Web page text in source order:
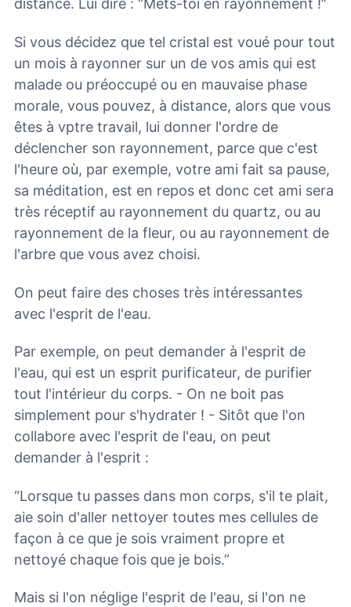
distance. Lui dire : “Mets-toi en rayonnement !”
Si vous décidez que tel cristal est voué pour tout
un mois à rayonner sur un de vos amis qui est
malade ou préoccupé ou en mauvaise phase
morale, vous pouvez, à distance, alors que vous
êtes à vptre travail, lui donner l'ordre de
déclencher son rayonnement, parce que c'est
l'heure où, par exemple, votre ami fait sa pause,
sa méditation, est en repos et donc cet ami sera
très réceptif au rayonnement du quartz, ou au
rayonnement de la fleur, ou au rayonnement de
l'arbre que vous avez choisi.
On peut faire des choses très intéressantes
avec l'esprit de l'eau.
Par exemple, on peut demander à l'esprit de
l'eau, qui est un esprit purificateur, de purifier
tout l'intérieur du corps. - On ne boit pas
simplement pour s'hydrater ! - Sitôt que l'on
collabore avec l'esprit de l'eau, on peut
demander à l'esprit :
“Lorsque tu passes dans mon corps, s'il te plait,
aie soin d'aller nettoyer toutes mes cellules de
façon à ce que je sois vraiment propre et
nettoyé chaque fois que je bois.”
Mais si l'on néglige l'esprit de l'eau, si l'on ne